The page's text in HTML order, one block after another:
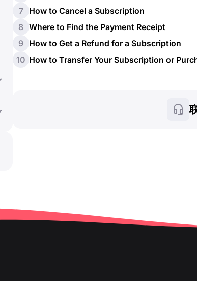
7
How to Cancel a Subscription
8 Where to Find the Payment Receipt
9 How to Get a Refund for a Subscription
10 How to Transfer Your Subscription or